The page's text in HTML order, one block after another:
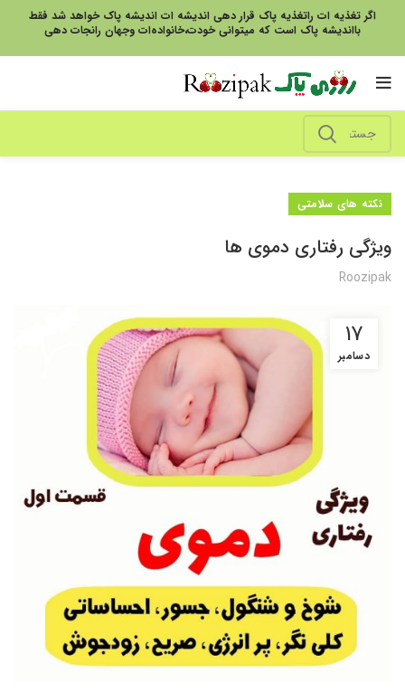
اگر تغذیه ات راتغذیه پاک قرار دهی اندیشه ات اندیشه پاک خواهد شد فقط
بااندیشه پاک است که میتوانی خودت،خانواده‌ات وجهان رانجات دهی
نکته های سلامتی
ویژگی رفتاری دموی ها
Roozipak
17
دسامبر